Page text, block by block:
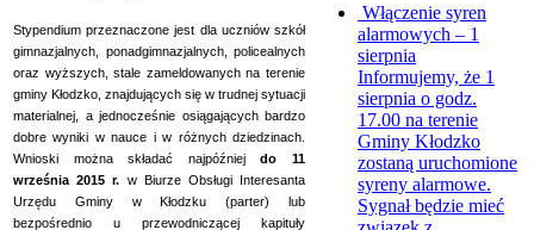
Stypendium przeznaczone jest dla uczniów szkół
gimnazjalnych, ponadgimnazjalnych, policealnych
oraz wyższych, stale zameldowanych na terenie
gminy Kłodzko, znajdujących się w trudnej sytuacji
materialnej, a jednocześnie osiągających bardzo
dobre wyniki w nauce i w różnych dziedzinach.
Wnioski można składać najpóźniejdo 11
września 2015 r. w Biurze Obsługi Interesanta
Urzędu Gminy w Kłodzku (parter) lub
bezpośrednio u przewodniczącej kapituły
Włączenie syren
alarmowych – 1
sierpnia
Informujemy, że 1
sierpnia o godz.
17.00 na terenie
Gminy Kłodzko
zostaną uruchomione
syreny alarmowe.
Sygnał będzie mieć